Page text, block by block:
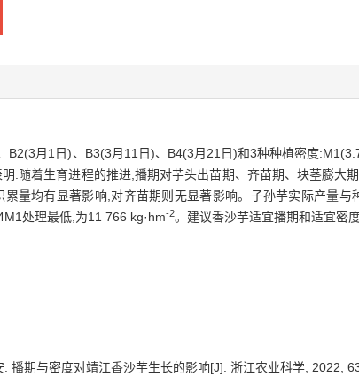
月1日)、B3(3月11日)、B4(3月21日)和3种种植密度
:随着生育进程的推进,播期对芋头出苗期、齐苗期、块茎膨大
量均有显著影响,对齐苗期则无显著影响。子孙芋实际产量
处理最低,为11 766 kg·hm-2。建议香沙芋适宜播期和适宜密
播期与密度对靖江香沙芋生长的影响[J]. 浙江农业科学, 2022,